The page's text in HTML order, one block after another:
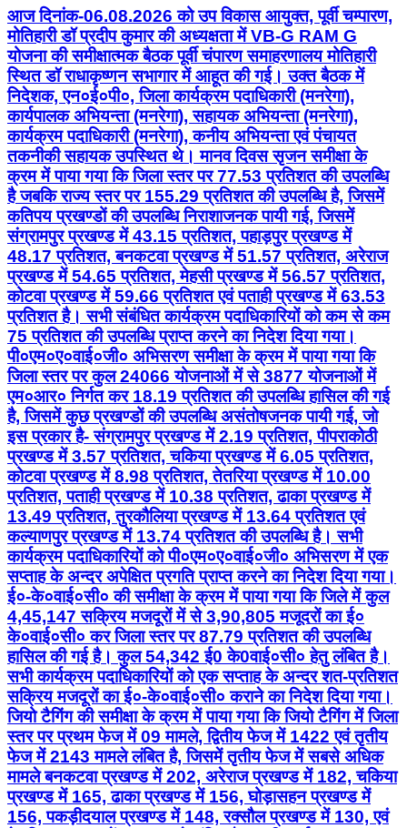
कार्यपालक अभियन्ता (मनरेगा), सहायक अभियन्ता (मनरेगा),
कार्यक्रम पदाधिकारी (मनरेगा), कनीय अभियन्ता एवं पंचायत
तकनीकी सहायक उपस्थित थे। मानव दिवस सृजन समीक्षा के
क्रम में पाया गया कि जिला स्तर पर 77.53 प्रतिशत की उपलब्धि
है जबकि राज्य स्तर पर 155.29 प्रतिशत की उपलब्धि है, जिसमें
कतिपय प्रखण्डों की उपलब्धि निराशाजनक पायी गई, जिसमें
संग्रामपुर प्रखण्ड में 43.15 प्रतिशत, पहाड़पुर प्रखण्ड में
48.17 प्रतिशत, बनकटवा प्रखण्ड में 51.57 प्रतिशत, अरेराज
प्रखण्ड में 54.65 प्रतिशत, मेहसी प्रखण्ड में 56.57 प्रतिशत,
कोटवा प्रखण्ड में 59.66 प्रतिशत एवं पताही प्रखण्ड में 63.53
प्रतिशत है। सभी संबंधित कार्यक्रम पदाधिकारियों को कम से कम
75 प्रतिशत की उपलब्धि प्राप्त करने का निदेश दिया गया।
पी०एम०ए०वाई०जी० अभिसरण समीक्षा के क्रम में पाया गया कि
जिला स्तर पर कुल 24066 योजनाओं में से 3877 योजनाओं में
एम०आर० निर्गत कर 18.19 प्रतिशत की उपलब्धि हासिल की गई
है, जिसमें कुछ प्रखण्डों की उपलब्धि असंतोषजनक पायी गई, जो
इस प्रकार है- संग्रामपुर प्रखण्ड में 2.19 प्रतिशत, पीपराकोठी
प्रखण्ड में 3.57 प्रतिशत, चकिया प्रखण्ड में 6.05 प्रतिशत,
कोटवा प्रखण्ड में 8.98 प्रतिशत, तेतरिया प्रखण्ड में 10.00
प्रतिशत, पताही प्रखण्ड में 10.38 प्रतिशत, ढाका प्रखण्ड में
13.49 प्रतिशत, तुरकौलिया प्रखण्ड में 13.64 प्रतिशत एवं
कल्याणपुर प्रखण्ड में 13.74 प्रतिशत की उपलब्धि है। सभी
कार्यक्रम पदाधिकारियों को पी०एम०ए०वाई०जी० अभिसरण में एक
सप्ताह के अन्दर अपेक्षित प्रगति प्राप्त करने का निदेश दिया गया।
ई०-के०वाई०सी० की समीक्षा के क्रम में पाया गया कि जिले में कुल
4,45,147 सक्रिय मजदूरों में से 3,90,805 मजूदरों का ई०
के०वाई०सी० कर जिला स्तर पर 87.79 प्रतिशत की उपलब्धि
हासिल की गई है। कुल 54,342 ई0 के0वाई०सी० हेतु लंबित है।
सभी कार्यक्रम पदाधिकारियों को एक सप्ताह के अन्दर शत-प्रतिशत
सक्रिय मजदूरों का ई०-के०वाई०सी० कराने का निदेश दिया गया।
जियो टैगिंग की समीक्षा के क्रम में पाया गया कि जियो टैगिंग में जिला
स्तर पर प्रथम फेज में 09 मामले, द्वितीय फेज में 1422 एवं तृतीय
फेज में 2143 मामले लंबित है, जिसमें तृतीय फेज में सबसे अधिक
मामले बनकटवा प्रखण्ड में 202, अरेराज प्रखण्ड में 182, चकिया
प्रखण्ड में 165, ढाका प्रखण्ड में 156, घोड़ासहन प्रखण्ड में
156, पकड़ीदयाल प्रखण्ड में 148, रक्सौल प्रखण्ड में 130, एवं
तेतरिया प्रखण्ड में 127 मामले लंबित है। सभी कार्यक्रम
पदाधिकारियों को एक सप्ताह के अन्दर तीनों फेज के सभी लंबित
मामले का निष्पादन कराने का निदेश दिया गया। कार्य पूर्णता की
समीक्षा के क्रम में पाया गया कि मनरेगा के तहत कुल 43474
योजनाएँ प्रारंभ की गई, जिसमें 3171 योजनाएँ पूर्ण कर 7.29